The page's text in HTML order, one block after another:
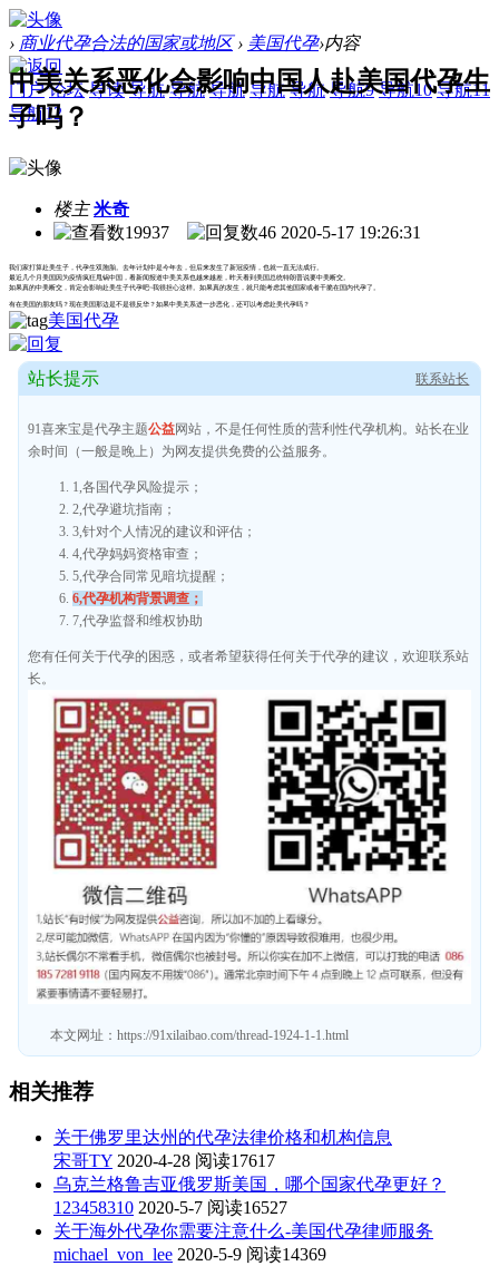
› 商业代孕合法的国家或地区 › 美国代孕›内容
门户 论坛 导读 导航 导航 导航 导航 导航 导航9 导航10 导航11
导航12
中美关系恶化会影响中国人赴美国代孕生
子吗？
楼主 米奇
19937
46 2020-5-17 19:26:31
我们家打算赴美生子，代孕生双胞胎。去年计划中是今年去，但后来发生了新冠疫情，也就一直无法成行。
最近几个月美国因为疫情疯狂甩锅中国，看新闻报道中美关系也越来越差，昨天看到美国总统特朗普说要中美断交。
如果真的中美断交，肯定会影响赴美生子代孕吧~我很担心这样。如果真的发生，就只能考虑其他国家或者干脆在国内代孕了。
有在美国的朋友吗？现在美国那边是不是很反华？如果中美关系进一步恶化，还可以考虑赴美代孕吗？
美国代孕
站长提示
91喜来宝是代孕主题公益网站，不是任何性质的营利性代孕机构。站长在业
余时间（一般是晚上）为网友提供免费的公益服务。
1,各国代孕风险提示；
2,代孕避坑指南；
3,针对个人情况的建议和评估；
4,代孕妈妈资格审查；
5,代孕合同常见暗坑提醒；
6,代孕机构背景调查；
7,代孕监督和维权协助
您有任何关于代孕的困惑，或者希望获得任何关于代孕的建议，欢迎联系站
长。
本文网址： https://91xilaibao.com/thread-1924-1-1.html
联系站长
相关推荐
关于佛罗里达州的代孕法律价格和机构信息
宋哥TY 2020-4-28 阅读17617
乌克兰格鲁吉亚俄罗斯美国，哪个国家代孕更好？
123458310 2020-5-7 阅读16527
关于海外代孕你需要注意什么-美国代孕律师服务
michael_von_lee 2020-5-9 阅读14369